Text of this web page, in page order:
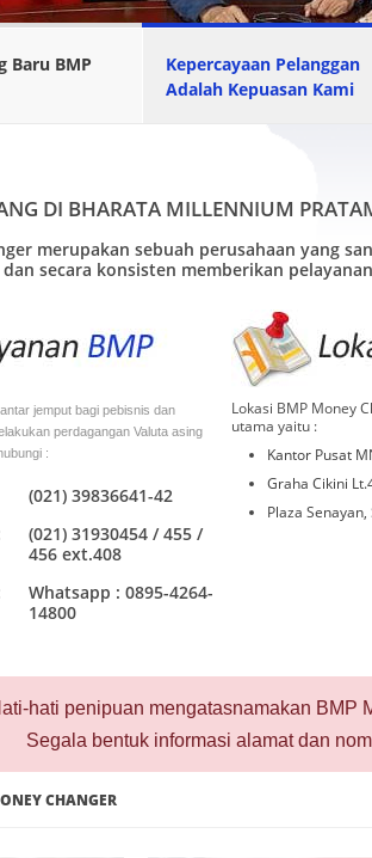
Baru BMP
Kepercayaan Pelanggan
Adalah Kepuasan Kami
DI BHARATA MILLENNIUM
merupakan sebuah perusahaan yang
secara konsisten memberikan
jemput bagi pebisnis dan
perdagangan Valuta asing
:
(021) 39836641-42
(021) 31930454 / 455 /
456 ext.408
Whatsapp : 0895-4264-
14800
Lokasi BMP Money
utama yaitu :
Kantor Pusat
Graha Cikini
Plaza
hati penipuan mengatasnamakan BMP
Segala bentuk informasi alamat dan
CHANGER